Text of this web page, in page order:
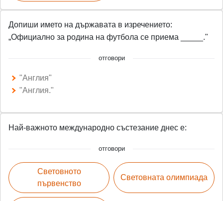
Допиши името на държавата в изречението:
„Официално за родина на футбола се приема _____."
отговори
"Англия"
"Англия."
Най-важното международно състезание днес е:
отговори
Световното
първенство
Световната олимпиада